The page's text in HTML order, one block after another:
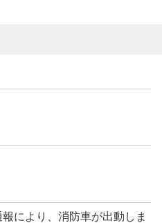
により、消防車が出動しま